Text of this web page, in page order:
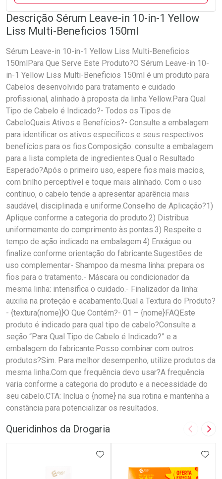
Descrição Sérum Leave-in 10-in-1 Yellow
Liss Multi-Beneficios 150ml
Sérum Leave-in 10-in-1 Yellow Liss Multi-Beneficios
150mlPara Que Serve Este Produto?O Sérum Leave-in 10-
in-1 Yellow Liss Multi-Beneficios 150ml é um produto para
Cabelos desenvolvido para tratamento e cuidado
profissional, alinhado à proposta da linha Yellow.Para Qual
Tipo de Cabelo é Indicado?- Todos os Tipos de
CabeloQuais Ativos e Benefícios?- Consulte a embalagem
para identificar os ativos específicos e seus respectivos
benefícios para os fios.Composição: consulte a embalagem
para a lista completa de ingredientes.Qual o Resultado
Esperado?Após o primeiro uso, espere fios mais macios,
com brilho perceptível e toque mais alinhado. Com o uso
contínuo, o cabelo tende a apresentar aparência mais
saudável, disciplinada e uniforme.Conselho de Aplicação?1)
Aplique conforme a categoria do produto.2) Distribua
uniformemente do comprimento às pontas.3) Respeite o
tempo de ação indicado na embalagem.4) Enxágue ou
finalize conforme orientação do fabricante.Sugestões de
uso complementar- Shampoo da mesma linha: prepara os
fios para o tratamento.- Máscara ou condicionador da
mesma linha: intensifica o cuidado.- Finalizador da linha:
auxilia na proteção e acabamento.Qual a Textura do Produto?
- {textura(nome)}O Que Contém?- 01 – {nome}FAQEste
produto é indicado para qual tipo de cabelo?Consulte a
seção “Para Qual Tipo de Cabelo é Indicado?” e a
embalagem do fabricante.Posso combinar com outros
produtos?Sim. Para melhor desempenho, utilize produtos da
mesma linha.Com que frequência devo usar?A frequência
varia conforme a categoria do produto e a necessidade do
seu cabelo.CTA: Inclua o {nome} na sua rotina e mantenha a
constância para potencializar os resultados.
Queridinhos da Drogaria Imagem
ADICIONAR AOS FAVORITOS